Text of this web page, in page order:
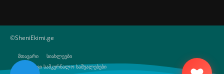
©SheniEkimi.ge
მთავარი
სიახლეები
ბუნებრივი სამკურნალო საშუალებები